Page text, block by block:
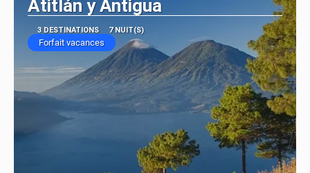
Atitlán y Antigua
3 DESTINATIONS 7 NUIT(S)
Forfait vacances